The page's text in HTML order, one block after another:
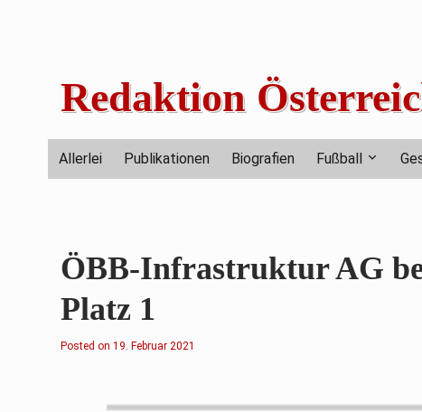
Redaktion
Allerlei Publikationen Biografien Fußball
ÖBB-Infrastruktur AG
Platz 1
Posted on2
r
19. Februar 2021